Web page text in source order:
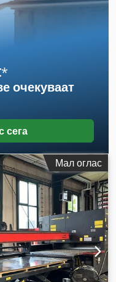
дебелина на
движење на Х-оската:
*
очекуваат
сега
Мал оглас